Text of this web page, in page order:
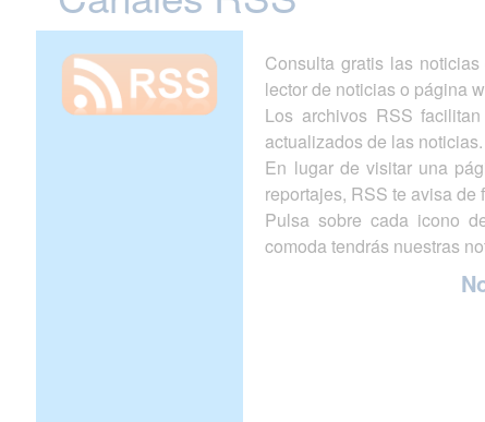
Consulta gratis las
lector de noticias o página
Los archivos RSS
actualizados de las noticias.
En lugar de visitar una
reportajes, RSS te avisa
Pulsa sobre cada icono
comoda tendrás nuestras